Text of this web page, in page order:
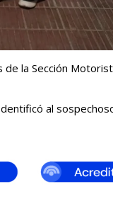
la Sección
al